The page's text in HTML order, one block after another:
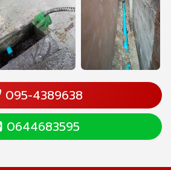
095-4389638
0644683595